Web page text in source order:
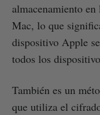
almacenamiento
Mac, lo que
dispositivo Apple
todos los
También es un
que utiliza el